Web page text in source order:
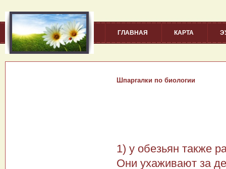
ГЛАВНАЯ КАРТА
Шпаргалки по биологии
1) у обезьян также
Они ухаживают за